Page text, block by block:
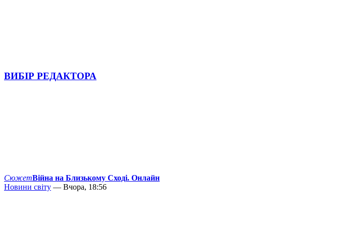
ВИБІР РЕДАКТОРА
СюжетВійна на Близькому Сході. Онлайн
Новини світу — Вчора, 18:56